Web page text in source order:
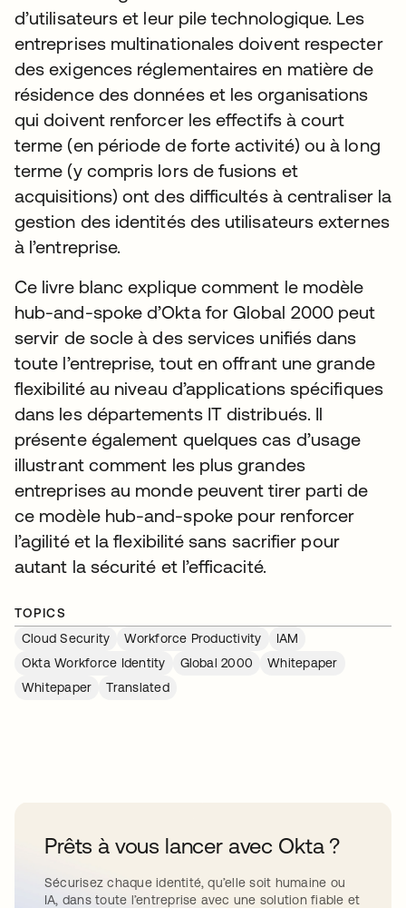
d’utilisateurs et leur pile technologique. Les
entreprises multinationales doivent respecter
des exigences réglementaires en matière de
résidence des données et les organisations
qui doivent renforcer les effectifs à court
terme (en période de forte activité) ou à long
terme (y compris lors de fusions et
acquisitions) ont des difficultés à centraliser la
gestion des identités des utilisateurs externes
à l’entreprise.
Ce livre blanc explique comment le modèle
hub-and-spoke d’Okta for Global 2000 peut
servir de socle à des services unifiés dans
toute l’entreprise, tout en offrant une grande
flexibilité au niveau d’applications spécifiques
dans les départements IT distribués. Il
présente également quelques cas d’usage
illustrant comment les plus grandes
entreprises au monde peuvent tirer parti de
ce modèle hub-and-spoke pour renforcer
l’agilité et la flexibilité sans sacrifier pour
autant la sécurité et l’efficacité.
TOPICS
Cloud Security
Workforce Productivity
IAM
Okta Workforce Identity
Global 2000
Whitepaper
Whitepaper
Translated
Prêts à vous lancer avec Okta ?
Sécurisez chaque identité, qu’elle soit humaine ou
IA, dans toute l’entreprise avec une solution fiable et